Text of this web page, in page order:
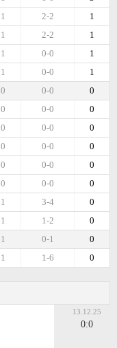
1
2-2
1
1
2-2
1
1
0-0
1
1
0-0
1
0
0-0
0
0
0-0
0
0
0-0
0
0
0-0
0
0
0-0
0
0
0-0
0
0
3-4
1
0
1-2
1
0
0-1
1
0
1-6
1
13.12.25
0:0